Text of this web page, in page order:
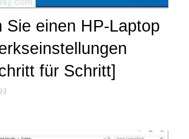
Sie einen HP-Laptop
für Schritt]